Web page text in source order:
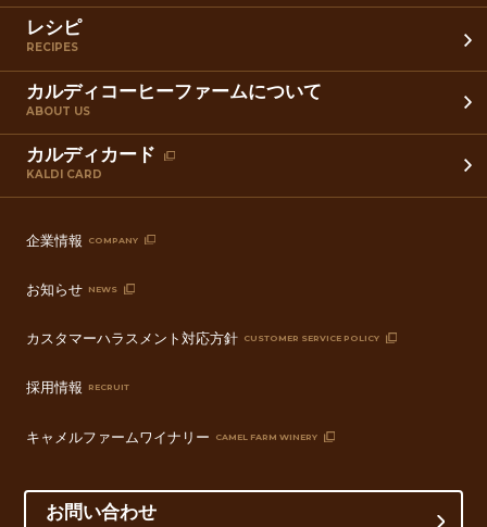
レシピ
RECIPES
カルディコーヒーファームについて
ABOUT US
カルディカード
KALDI CARD
企業情報 COMPANY
お知らせ NEWS
カスタマーハラスメント対応方針 CUSTOMER SERVICE POLICY
採用情報 RECRUIT
キャメルファームワイナリー CAMEL FARM WINERY
お問い合わせ